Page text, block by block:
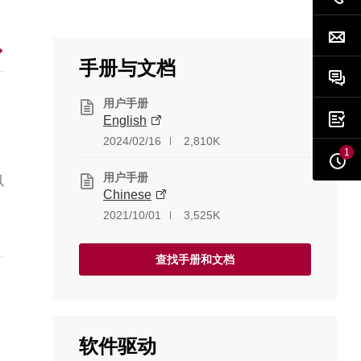
手册与文档
用户手册
English
2024/02/16 2,810K
用户手册
Chinese
2021/10/01 3,525K
查找手册和文档
软件驱动
1